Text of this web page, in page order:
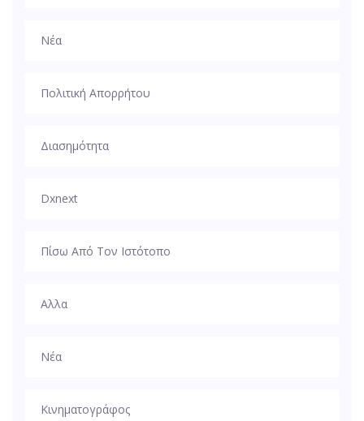
Νέα
Πολιτική Απορρήτου
Διασημότητα
Dxnext
Πίσω Από Τον Ιστότοπο
Αλλα
Νέα
Κινηματογράφος